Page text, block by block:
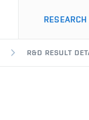
R&D RESULT